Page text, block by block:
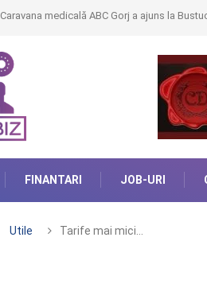
Caravana medicală ABC Gorj a ajuns la
FINANTARI JOB-URI
Utile Tarife mai mici…